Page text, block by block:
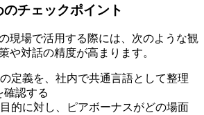
チェックポイント
現場で活用する際には、次のような観
や対話の精度が高まります。
定義を、社内で共通言語として整理
確認する
的に対し、ピアボーナスがどの場面